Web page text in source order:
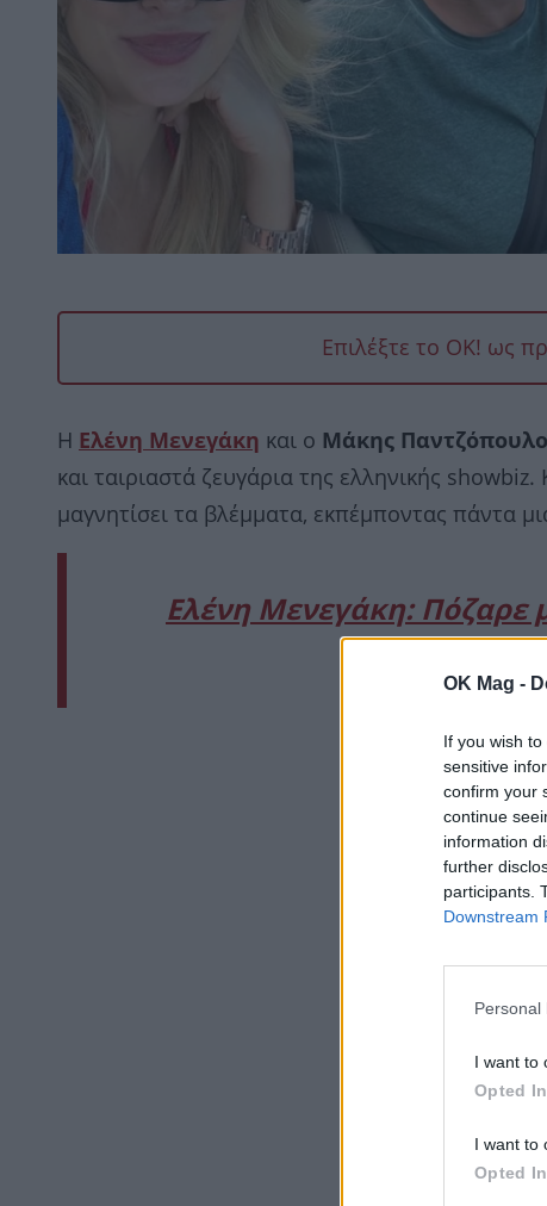
OK Mag -
If you wish
sensitive
confirm your
continue
information
further
participants.
Downstream
Personal
I want to
Opted In
I want to
Opted In
Επιλέξτε το OK! ως
Η Ελένη Μενεγάκη και ο Μάκης
και ταιριαστά ζευγάρια της ελληνικής
μαγνητίσει τα βλέμματα, εκπέμποντας πάντα
Ελένη Μενεγάκη: Πόζαρε